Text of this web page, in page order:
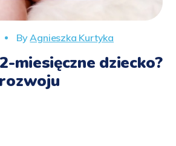
ByAgnieszka Kurtyka
miesięczne dziecko?